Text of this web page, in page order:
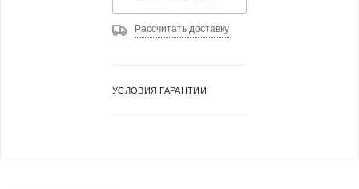
Рассчитать доставку
УСЛОВИЯ ГАРАНТИИ